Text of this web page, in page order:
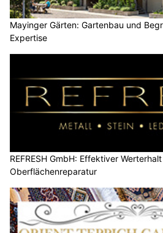
Mayinger Gärten: Gartenbau und
Expertise
REFRESH GmbH: Effektiver
Oberflächenreparatur